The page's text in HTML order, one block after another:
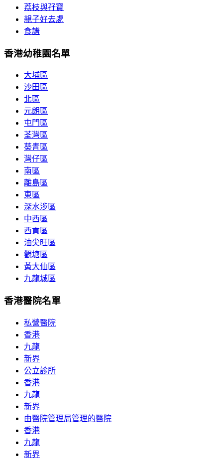
荔枝與孖寶
親子好去處
食譜
香港幼稚園名單
大埔區
沙田區
北區
元朗區
屯門區
荃灣區
葵青區
灣仔區
南區
離島區
東區
深水涉區
中西區
西貢區
油尖旺區
觀塘區
黃大仙區
九龍城區
香港醫院名單
私營醫院
香港
九龍
新界
公立診所
香港
九龍
新界
由醫院管理局管理的醫院
香港
九龍
新界